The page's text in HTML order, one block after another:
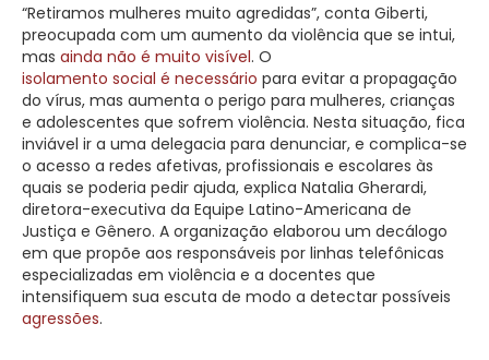
“Retiramos mulheres muito agredidas”, conta Giberti,
preocupada com um aumento da violência que se intui,
mas ainda não é muito visível. O
isolamento social é necessário para evitar a propagação
do vírus, mas aumenta o perigo para mulheres, crianças
e adolescentes que sofrem violência. Nesta situação, fica
inviável ir a uma delegacia para denunciar, e complica-se
o acesso a redes afetivas, profissionais e escolares às
quais se poderia pedir ajuda, explica Natalia Gherardi,
diretora-executiva da Equipe Latino-Americana de
Justiça e Gênero. A organização elaborou um decálogo
em que propõe aos responsáveis por linhas telefônicas
especializadas em violência e a docentes que
intensifiquem sua escuta de modo a detectar possíveis
agressões.